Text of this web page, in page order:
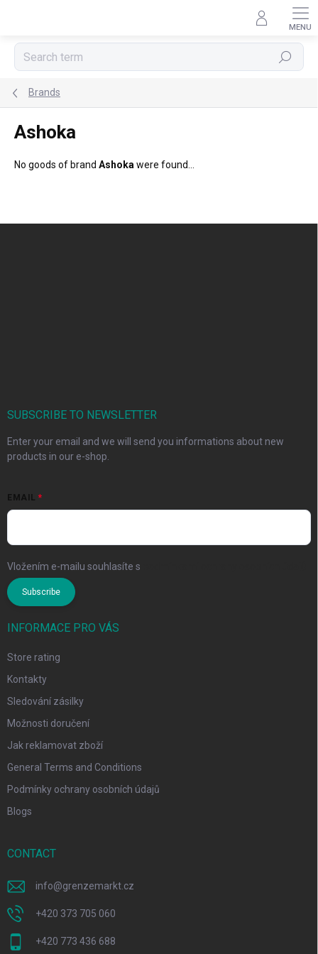
Search
Brands
Ashoka
No goods of brand Ashoka were found...
SUBSCRIBE TO NEWSLETTER
Enter your email and we will send you informations about new
products in our e-shop.
EMAIL
Vložením e-mailu souhlasíte s
Subscribe
INFORMACE PRO VÁS
Store rating
Kontakty
Sledování zásilky
Možnosti doručení
Jak reklamovat zboží
General Terms and Conditions
Podmínky ochrany osobních údajů
Blogs
CONTACT
info@grenzemarkt.cz
+420 373 705 060
+420 773 436 688